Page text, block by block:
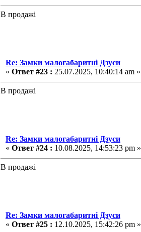
В продажі
Re: Замки малогабаритні Дзуси
« Ответ #23 : 25.07.2025, 10:40:14 am »
В продажі
Re: Замки малогабаритні Дзуси
« Ответ #24 : 10.08.2025, 14:53:23 pm »
В продажі
Re: Замки малогабаритні Дзуси
« Ответ #25 : 12.10.2025, 15:42:26 pm »